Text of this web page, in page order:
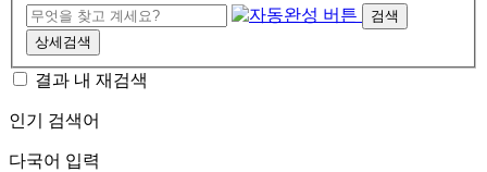
검색
상세검색
결과 내 재검색
인기 검색어
다국어 입력